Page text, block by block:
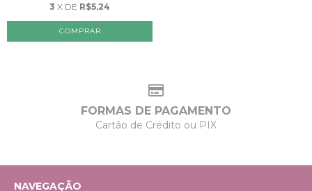
3 X DE R$5,24
FORMAS DE PAGAMENTO
Cartão de Crédito ou PIX
NAVEGAÇÃO